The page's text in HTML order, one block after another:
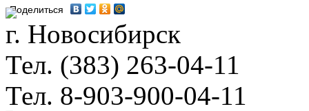
Поделиться
г. Новосибирск
Тел. (383) 263-04-11
Тел. 8-903-900-04-11